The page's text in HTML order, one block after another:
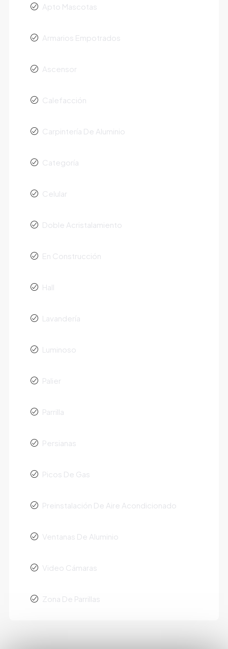
Apto Mascotas
Armarios Empotrados
Ascensor
Calefacción
Carpintería De Aluminio
Categoría
Celular
Doble Acristalamiento
En Construcción
Hall
Lavandería
Luminoso
Palier
Parrilla
Persianas
Picos De Gas
Preinstalación De Aire Acondicionado
Ventanas De Aluminio
Video Cámaras
Zona De Parrillas